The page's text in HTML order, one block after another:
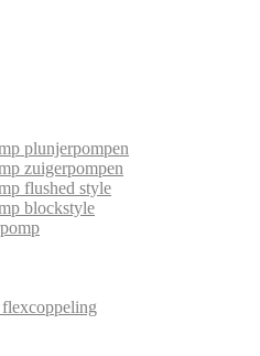
plunjerpompen
zuigerpompen
flushed style
blockstyle